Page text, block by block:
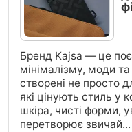
Бренд Kajsa — це
мінімалізму, моди та
створені не просто
які цінують стиль у
шкіра, чисті форми,
перетворює звичай...